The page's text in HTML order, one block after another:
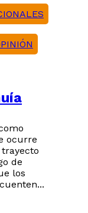
ocurre
de
los